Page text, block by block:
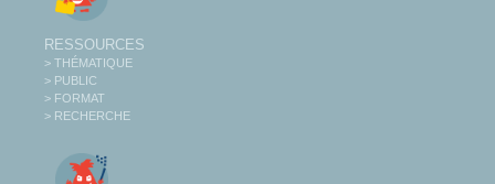
RESSOURCES
> THÉMATIQUE
> PUBLIC
> FORMAT
> RECHERCHE